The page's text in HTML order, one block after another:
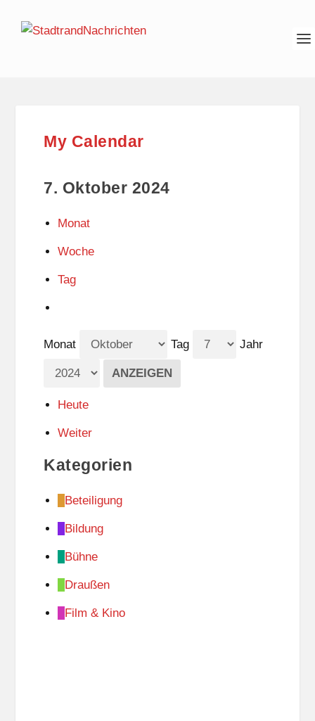
My Calendar
7. Oktober 2024
Monat
Woche
Tag
Monat Tag Jahr
Heute
Weiter
Kategorien
Beteiligung
Bildung
Bühne
Draußen
Film & Kino